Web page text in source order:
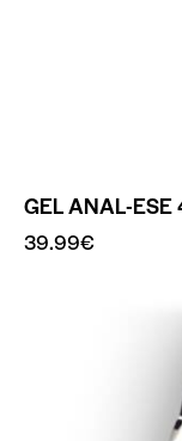
GEL ANAL-ESE
39.99€